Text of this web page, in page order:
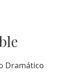
Dramático